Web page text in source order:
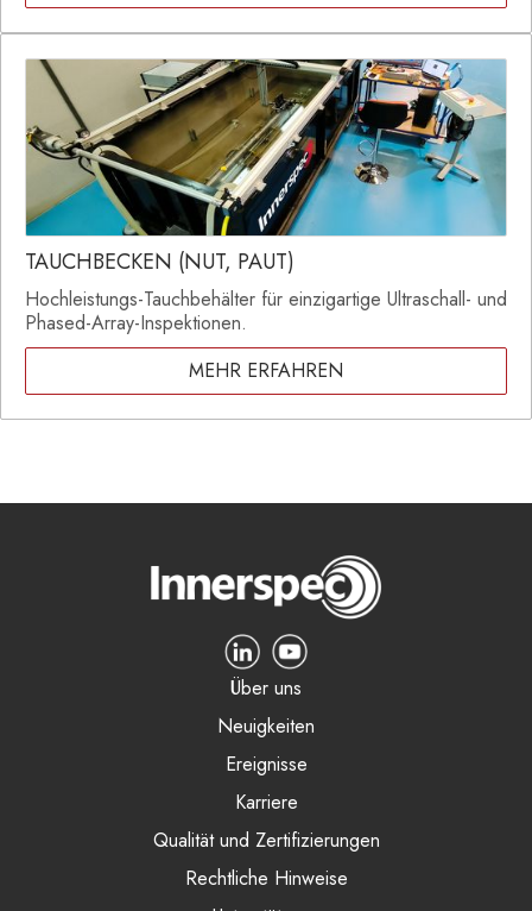
TAUCHBECKEN (NUT, PAUT)
Hochleistungs-Tauchbehälter für einzigartige Ultraschall- und
Phased-Array-Inspektionen.
MEHR ERFAHREN
Über uns
Neuigkeiten
Ereignisse
Karriere
Qualität und Zertifizierungen
Rechtliche Hinweise